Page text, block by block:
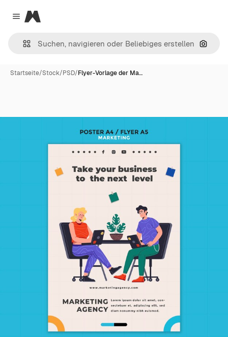
Close menu
Magnific
Nach
Startseite/Stock/PSD/Flyer-Vorlage der Ma…